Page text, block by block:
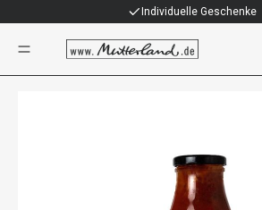
Individuelle Geschenke